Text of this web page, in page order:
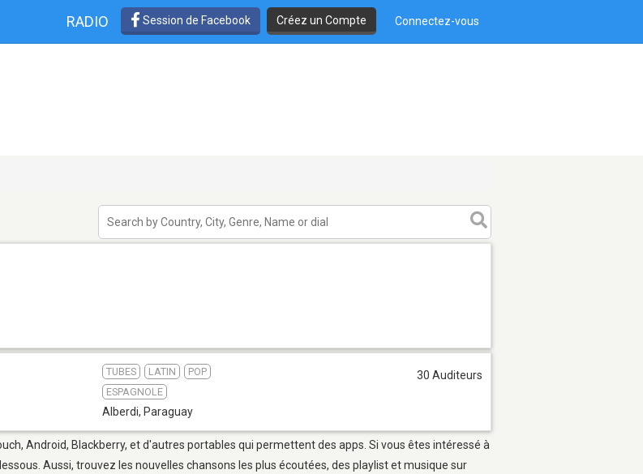
RADIO Session de Facebook Créez un Compte Connectez-vous
TUBES LATIN
POP
ESPAGNOLE
Alberdi, Paraguay
30 Auditeurs
Android, Blackberry, et d'autres portables qui permettent des apps. Si vous êtes intéressé à
Aussi, trouvez les nouvelles chansons les plus écoutées, des playlist et musique sur